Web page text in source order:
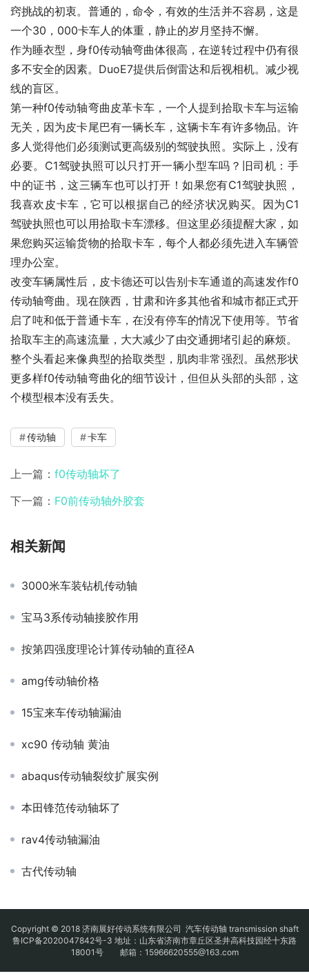
窍挑战的初衷。普通的，命令，有效的生活并不容易，这是
一个30，000卡车人的体重，静止的岁月坚持不懈。
作为睡衣型，身f0传动轴弯曲体很高，在逆转过程中仍有很
多不安全的因素。DuoE7提供后倒雷达和后视相机。减少视
线的盲区。
第一种f0传动轴弯曲皮革卡车，一个人提到拾取卡车与运输
无关，因为皮卡尾巴有一辆长车，这辆卡车有许多物品。许
多人觉得他们必须测试更高级别的驾驶执照。实际上，没有
必要。C1驾驶执照可以只打开一辆小型车吗？旧司机：手
中的证书，这三辆车也可以打开！如果您有C1驾驶执照，
我喜欢皮卡车，它可以根据自己的经济状况购买。因为C1
驾驶执照也可以用拾取卡车漂移。但这里必须提醒大家，如
果您购买运输货物的拾取卡车，每个人都必须先进入车辆管
理办公室。
改变车辆属性后，皮卡德还可以告别卡车通道的高速发作f0
传动轴弯曲。现在陕西，甘肃和许多其他省和城市都正式开
启了吨和低于普通卡车，在没有停车的情况下使用等。节省
拾取车主的高速流量，大大减少了由交通拥堵引起的麻烦。
整个头看起来像典型的拾取类型，肌肉非常强烈。虽然形状
更多样f0传动轴弯曲化的细节设计，但但从头部的头部，这
个模型根本没有丢失。
传动轴 卡车
上一篇： f0传动轴坏了
下一篇： F0前传动轴外胶套
相关新闻
3000米车装钻机传动轴
宝马3系传动轴接胶作用
按第四强度理论计算传动轴的直径A
amg传动轴价格
15宝来车传动轴漏油
xc90 传动轴 黄油
abaqus传动轴裂纹扩展实例
本田锋范传动轴坏了
rav4传动轴漏油
古代传动轴
Copyright © 2018 济南展好传动系统有限公司 汽车传动轴 transmission shaft
鲁ICP备2020047842号-3 地址：山东省济南市章丘区圣井高科技园经十东路
18001号 邮箱：15966620555@163.com